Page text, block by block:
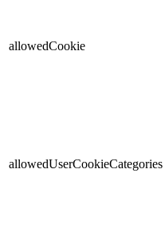
allowedCookie
allowedUserCookieCategories